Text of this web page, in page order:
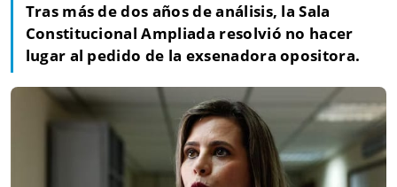
Tras más de dos años de análisis, la Sala
Constitucional Ampliada resolvió no hacer
lugar al pedido de la exsenadora opositora.